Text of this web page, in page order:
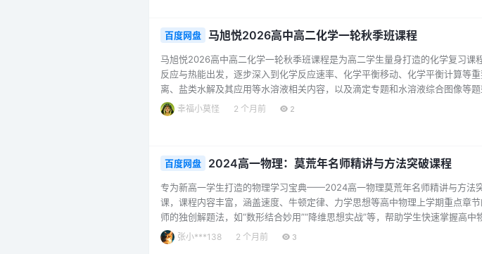
百度网盘 马旭悦2026高中高二化学一轮秋季班课程
马旭悦2026高中高二化学一轮秋季班课程是为高二学生量身打造的化学复习课
反应与热能出发，逐步深入到化学反应速率、化学平衡移动、化学平衡计算等
离、盐类水解及其应用等水溶液相关内容，以及滴定专题和水溶液综合图像等
过对各类典型题型的深入剖析，帮助学生掌握解题思路与技巧，提升化学学科
识，还是对于学有余力的学生拓展提升，都有很大的帮助。适合正在进行高二
幸福小莫怪 2 个月前 2
百度网盘 2024高一物理：莫荒年名师精讲与方法突破课程
专为新高一学生打造的物理学习宝典——2024高一物理莫荒年名师精讲与方法
课，课程内容丰富，涵盖速度、牛顿定律、力学思想等高中物理上学期重点章
师的独创解题法，如“数形结合妙用”“降维思想实战”等，帮助学生快速掌握高中
同时，课程通过“冰壶运动原理”“阿基里斯悖论”等趣味案例进行解析，让抽象
学策略指导与月考冲刺技巧，无论是预习还是同步强化，都能为学生提供有力
张小***138 2 个月前 3